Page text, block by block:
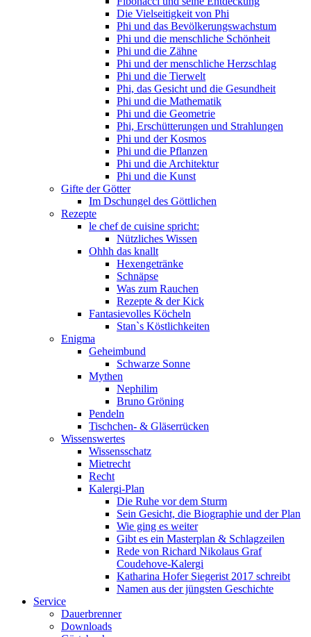
Die Vielseitigkeit von Phi
Phi und das Bevölkerungswachstum
Phi und die menschliche Schönheit
Phi und die Zähne
Phi und der menschliche Herzschlag
Phi und die Tierwelt
Phi, das Gesicht und die Gesundheit
Phi und die Mathematik
Phi und die Geometrie
Phi, Erschütterungen und Strahlungen
Phi und der Kosmos
Phi und die Pflanzen
Phi und die Architektur
Phi und die Kunst
Gifte der Götter
Im Dschungel des Göttlichen
Rezepte
le chef de cuisine spricht:
Nützliches Wissen
Ohhh das knallt
Hexengetränke
Schnäpse
Was zum Rauchen
Rezepte & der Kick
Fantasievolles Köcheln
Stan`s Köstlichkeiten
Enigma
Geheimbund
Schwarze Sonne
Mythen
Nephilim
Bruno Gröning
Pendeln
Tischchen- & Gläserrücken
Wissenswertes
Wissensschatz
Mietrecht
Recht
Kalergi-Plan
Die Ruhe vor dem Sturm
Sein Gesicht, die Biographie und der Plan
Wie ging es weiter
Gibt es ein Masterplan & Schlagzeilen
Rede von Richard Nikolaus Graf
Coudehove-Kalergi
Katharina Hofer Siegerist 2017 schreibt
Namen aus der jüngsten Geschichte
Service
Dauerbrenner
Downloads